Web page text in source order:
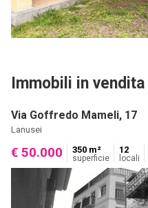
Immobili in vendita
Via Goffredo Mameli, 17
Lanusei
€ 50.000 350 m²
superficie
12
locali